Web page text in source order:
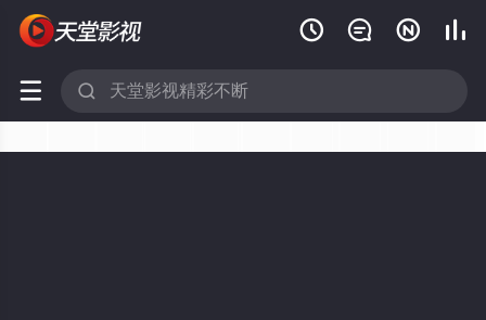
   
 